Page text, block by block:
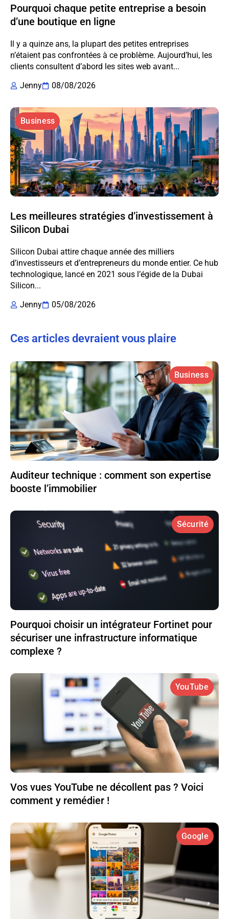
Pourquoi chaque petite entreprise a besoin
d’une boutique en ligne
Il y a quinze ans, la plupart des petites entreprises
n’étaient pas confrontées à ce problème. Aujourd’hui, les
clients consultent d’abord les sites web avant...
Jenny
08/08/2026
Business
Les meilleures stratégies d’investissement à
Silicon Dubai
Silicon Dubai attire chaque année des milliers
d’investisseurs et d’entrepreneurs du monde entier. Ce hub
technologique, lancé en 2021 sous l’égide de la Dubai
Silicon...
Jenny
05/08/2026
Ces articles devraient vous plaire
Business
Auditeur technique : comment son expertise
booste l’immobilier
Sécurité
Pourquoi choisir un intégrateur Fortinet pour
sécuriser une infrastructure informatique
complexe ?
YouTube
Vos vues YouTube ne décollent pas ? Voici
comment y remédier !
Google